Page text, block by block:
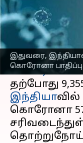
இதுவரை,
கொரோனா
எழுதியவர் Sindhuja SM
செய்தி முன்னோட்டம்
நேற்று(ஏப்-
கொரோனா
இந்தியா
கொரோனா